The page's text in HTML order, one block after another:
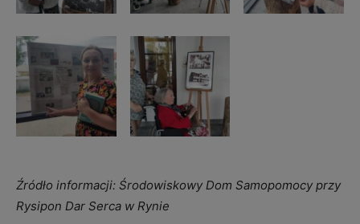
Źródło informacji: Środowiskowy Dom Samopomocy przy
Rysipon Dar Serca w Rynie